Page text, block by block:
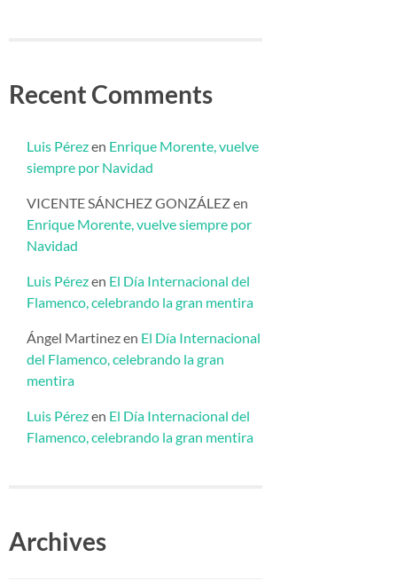
Recent Comments
Luis Pérezen Enrique Morente, vuelve
siempre por Navidad
VICENTE SÁNCHEZ GONZÁLEZen
Enrique Morente, vuelve siempre por
Navidad
Luis Pérezen El Día Internacional del
Flamenco, celebrando la gran mentira
Ángel Martinezen El Día Internacional
del Flamenco, celebrando la gran
mentira
Luis Pérezen El Día Internacional del
Flamenco, celebrando la gran mentira
Archives